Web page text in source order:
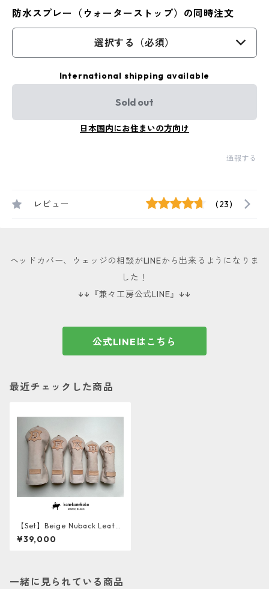
防水スプレー（ウォーターストップ）の同時注文
選択する（必須）
International shipping available
Sold out
日本国内にお住まいの方向け
通報する
レビュー (23)
ヘッドカバー、ウェッジの相談がLINEから出来るようになりま
した！
↓↓『兼々工房公式LINE』↓↓
公式LINEはこちら
最近チェックした商品
【Set】Beige Nuback Leath
er ソフト牛革ヘッドカバー5本
セット【１点ものにつき再販
¥39,000
一緒に見られている商品